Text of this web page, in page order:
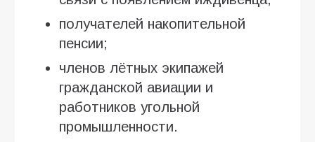
получателей накопительной
пенсии;
членов лётных экипажей
гражданской авиации и
работников угольной
промышленности.